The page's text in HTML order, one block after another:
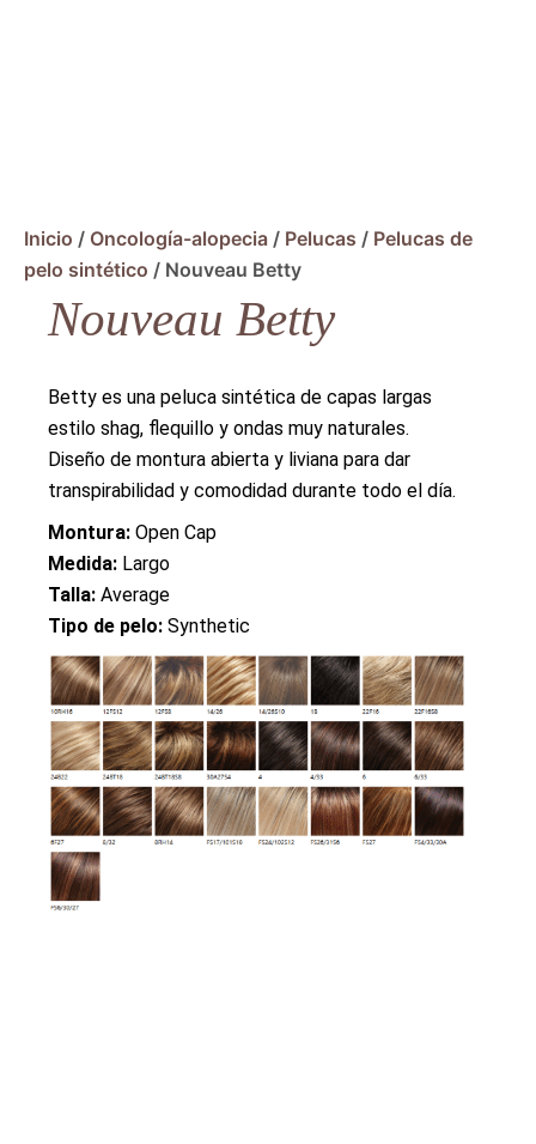
Inicio / Oncología-alopecia / Pelucas / Pelucas de
pelo sintético / Nouveau Betty
Nouveau Betty
Betty es una peluca sintética de capas largas
estilo shag, flequillo y ondas muy naturales.
Diseño de montura abierta y liviana para dar
transpirabilidad y comodidad durante todo el día.
Montura:Open Cap
Medida: Largo
Talla: Average
Tipo de pelo: Synthetic